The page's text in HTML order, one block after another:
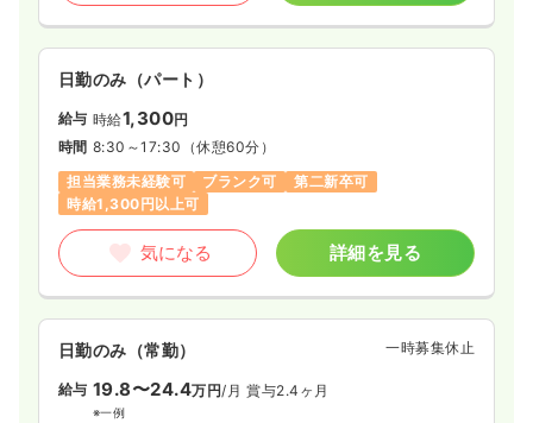
日勤のみ（パート）
給与 時給1,300円
時間 8:30～17:30 （休憩60分）
担当業務未経験可
ブランク可
第二新卒可
時給1,300円以上可
気になる 詳細を見る
日勤のみ（常勤） 一時募集休止
給与 19.8〜24.4万円/月 賞与2.4ヶ月
※一例